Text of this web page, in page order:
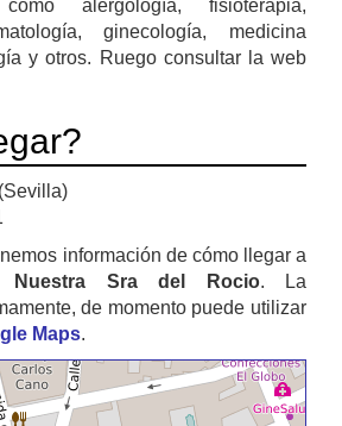
alergología, fisioterapia,
ginecología, medicina
y otros. Ruego consultar la web
información de cómo llegar a
Nuestra Sra del Rocio. La
de momento puede utilizar
Maps.